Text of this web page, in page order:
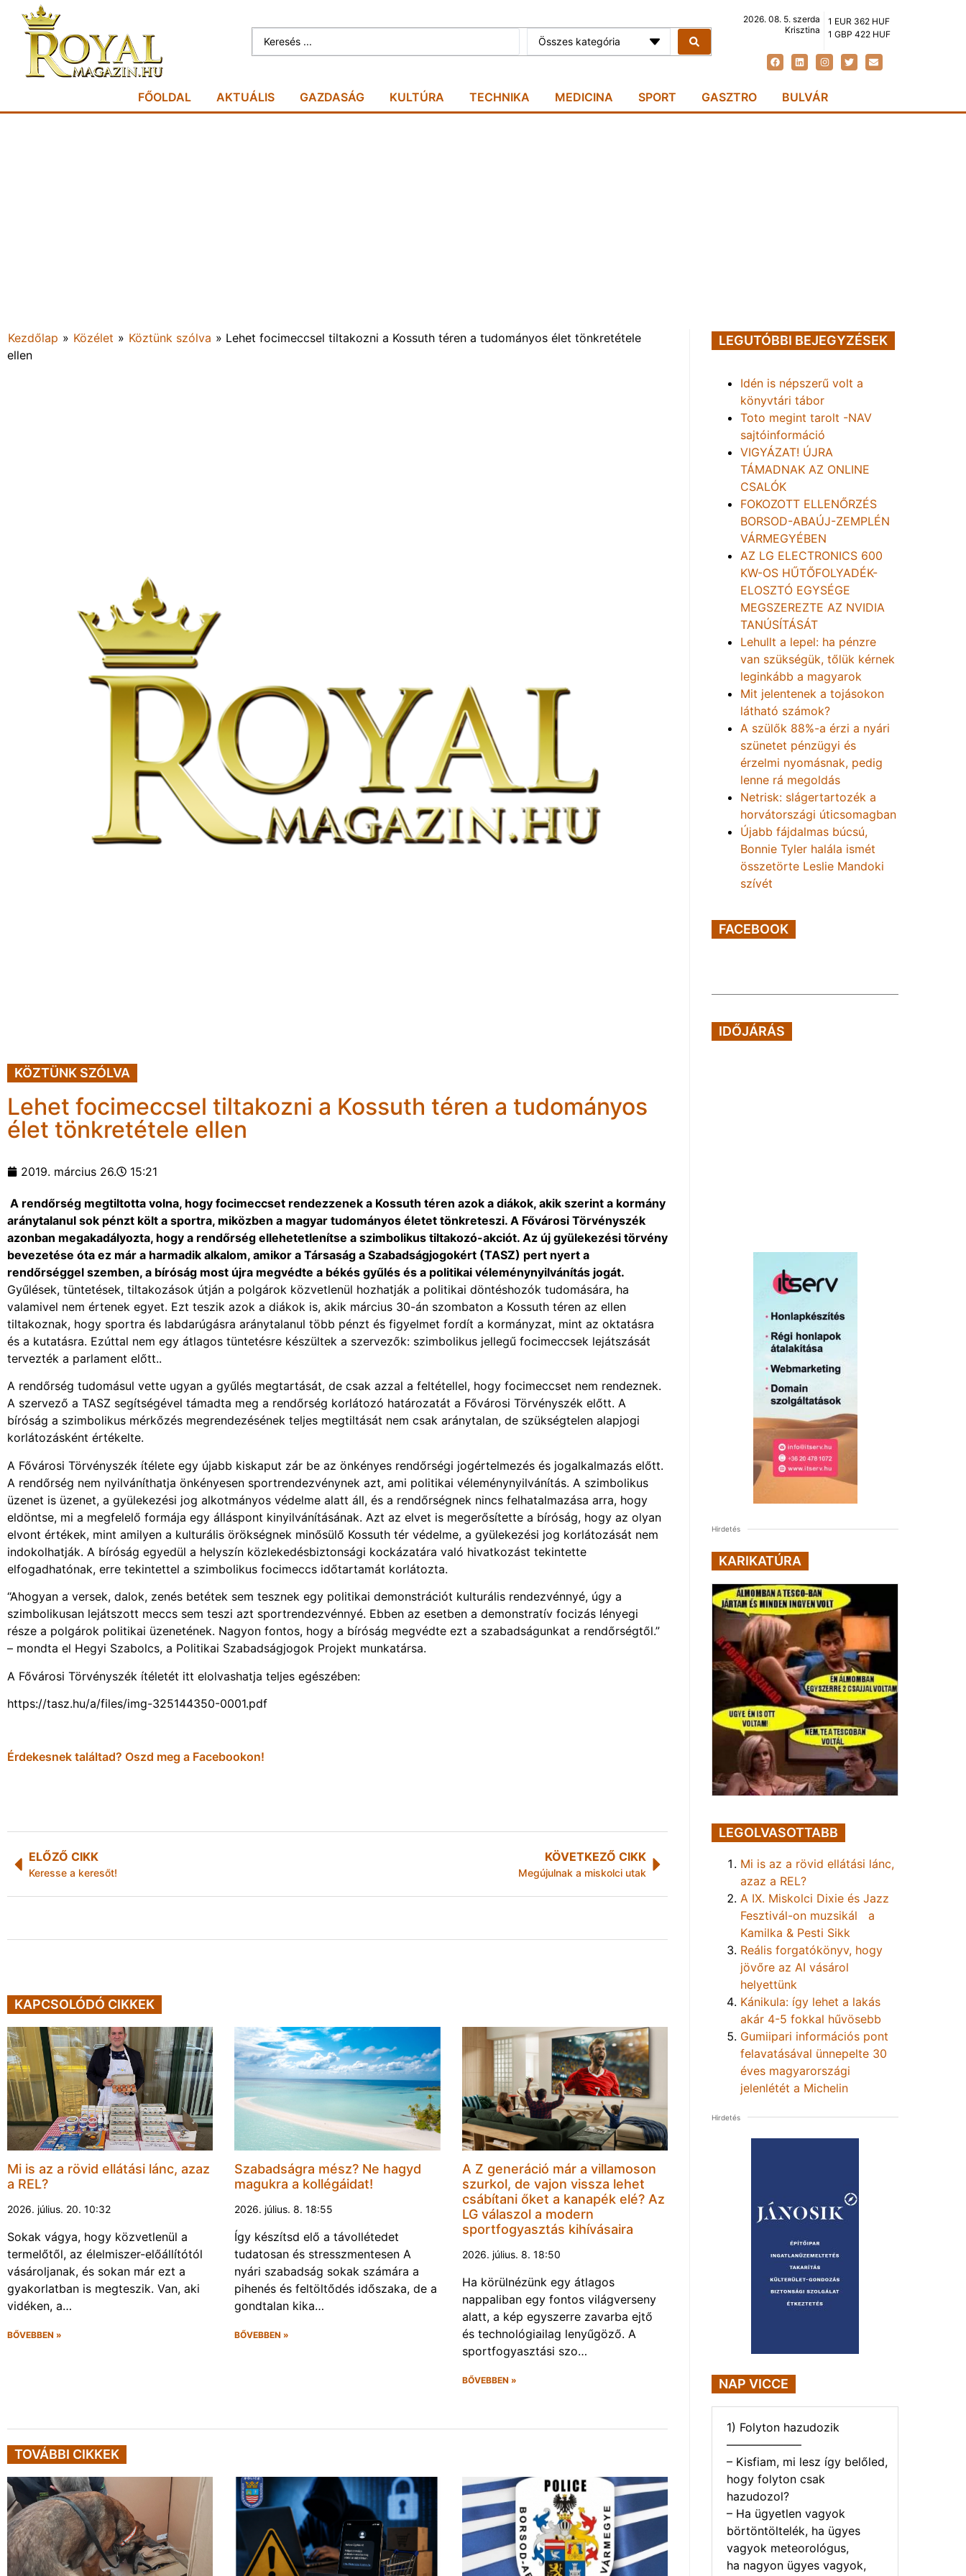
Összes kategória
2026. 08. 5. szerda
Krisztina
1 EUR 362 HUF
1 GBP 422 HUF
FŐOLDAL AKTUÁLIS GAZDASÁG KULTÚRA TECHNIKA MEDICINA SPORT GASZTRO BULVÁR
Kezdőlap » Közélet » Köztünk szólva » Lehet focimeccsel tiltakozni a Kossuth téren a tudományos élet tönkretétele
ellen
KÖZTÜNK SZÓLVA
Lehet focimeccsel tiltakozni a Kossuth téren a tudományos
élet tönkretétele ellen
2019. március 26. 15:21
A rendőrség megtiltotta volna, hogy focimeccset rendezzenek a Kossuth téren azok a diákok, akik szerint a kormány
aránytalanul sok pénzt költ a sportra, miközben a magyar tudományos életet tönkreteszi. A Fővárosi Törvényszék
azonban megakadályozta, hogy a rendőrség ellehetetlenítse a szimbolikus tiltakozó-akciót. Az új gyülekezési törvény
bevezetése óta ez már a harmadik alkalom, amikor a Társaság a Szabadságjogokért (TASZ) pert nyert a
rendőrséggel szemben, a bíróság most újra megvédte a békés gyűlés és a politikai véleménynyilvánítás jogát.
Gyűlések, tüntetések, tiltakozások útján a polgárok közvetlenül hozhatják a politikai döntéshozók tudomására, ha
valamivel nem értenek egyet. Ezt teszik azok a diákok is, akik március 30-án szombaton a Kossuth téren az ellen
tiltakoznak, hogy sportra és labdarúgásra aránytalanul több pénzt és figyelmet fordít a kormányzat, mint az oktatásra
és a kutatásra. Ezúttal nem egy átlagos tüntetésre készültek a szervezők: szimbolikus jellegű focimeccsek lejátszását
tervezték a parlament előtt..
A rendőrség tudomásul vette ugyan a gyűlés megtartását, de csak azzal a feltétellel, hogy focimeccset nem rendeznek.
A szervező a TASZ segítségével támadta meg a rendőrség korlátozó határozatát a Fővárosi Törvényszék előtt. A
bíróság a szimbolikus mérkőzés megrendezésének teljes megtiltását nem csak aránytalan, de szükségtelen alapjogi
korlátozásként értékelte.
A Fővárosi Törvényszék ítélete egy újabb kiskaput zár be az önkényes rendőrségi jogértelmezés és jogalkalmazás előtt.
A rendőrség nem nyilváníthatja önkényesen sportrendezvénynek azt, ami politikai véleménynyilvánítás. A szimbolikus
üzenet is üzenet, a gyülekezési jog alkotmányos védelme alatt áll, és a rendőrségnek nincs felhatalmazása arra, hogy
eldöntse, mi a megfelelő formája egy álláspont kinyilvánításának. Azt az elvet is megerősítette a bíróság, hogy az olyan
elvont értékek, mint amilyen a kulturális örökségnek minősülő Kossuth tér védelme, a gyülekezési jog korlátozását nem
indokolhatják. A bíróság egyedül a helyszín közlekedésbiztonsági kockázatára való hivatkozást tekintette
elfogadhatónak, erre tekintettel a szimbolikus focimeccs időtartamát korlátozta.
“Ahogyan a versek, dalok, zenés betétek sem tesznek egy politikai demonstrációt kulturális rendezvénnyé, úgy a
szimbolikusan lejátszott meccs sem teszi azt sportrendezvénnyé. Ebben az esetben a demonstratív focizás lényegi
része a polgárok politikai üzenetének. Nagyon fontos, hogy a bíróság megvédte ezt a szabadságunkat a rendőrségtől.”
– mondta el Hegyi Szabolcs, a Politikai Szabadságjogok Projekt munkatársa.
A Fővárosi Törvényszék ítéletét itt elolvashatja teljes egészében:
https://tasz.hu/a/files/img-325144350-0001.pdf
Érdekesnek találtad? Oszd meg a Facebookon!
ELŐZŐ CIKK
Keresse a keresőt!
KÖVETKEZŐ CIKK
Megújulnak a miskolci utak
KAPCSOLÓDÓ CIKKEK
Mi is az a rövid ellátási lánc, azaz
a REL?
2026. július. 20. 10:32
Sokak vágya, hogy közvetlenül a
termelőtől, az élelmiszer-előállítótól
vásároljanak, és sokan már ezt a
gyakorlatban is megteszik. Van, aki
vidéken, a…
BŐVEBBEN »
Szabadságra mész? Ne hagyd
magukra a kollégáidat!
2026. július. 8. 18:55
Így készítsd elő a távollétedet
tudatosan és stresszmentesen A
nyári szabadság sokak számára a
pihenés és feltöltődés időszaka, de a
gondtalan kika…
BŐVEBBEN »
A Z generáció már a villamoson
szurkol, de vajon vissza lehet
csábítani őket a kanapék elé? Az
LG válaszol a modern
sportfogyasztás kihívásaira
2026. július. 8. 18:50
Ha körülnézünk egy átlagos
nappaliban egy fontos világverseny
alatt, a kép egyszerre zavarba ejtő
és technológiailag lenyűgöző. A
sportfogyasztási szo…
BŐVEBBEN »
TOVÁBBI CIKKEK
LEGUTÓBBI BEJEGYZÉSEK
Idén is népszerű volt a
könyvtári tábor
Toto megint tarolt -NAV
sajtóinformáció
VIGYÁZAT! ÚJRA
TÁMADNAK AZ ONLINE
CSALÓK
FOKOZOTT ELLENŐRZÉS
BORSOD-ABAÚJ-ZEMPLÉN
VÁRMEGYÉBEN
AZ LG ELECTRONICS 600
KW-OS HŰTŐFOLYADÉK-
ELOSZTÓ EGYSÉGE
MEGSZEREZTE AZ NVIDIA
TANÚSÍTÁSÁT
Lehullt a lepel: ha pénzre
van szükségük, tőlük kérnek
leginkább a magyarok
Mit jelentenek a tojásokon
látható számok?
A szülők 88%-a érzi a nyári
szünetet pénzügyi és
érzelmi nyomásnak, pedig
lenne rá megoldás
Netrisk: slágertartozék a
horvátországi úticsomagban
Újabb fájdalmas búcsú,
Bonnie Tyler halála ismét
összetörte Leslie Mandoki
szívét
FACEBOOK
IDŐJÁRÁS
Hirdetés
KARIKATÚRA
LEGOLVASOTTABB
Mi is az a rövid ellátási lánc,
azaz a REL?
A IX. Miskolci Dixie és Jazz
Fesztivál-on muzsikál a
Kamilka & Pesti Sikk
Reális forgatókönyv, hogy
jövőre az AI vásárol
helyettünk
Kánikula: így lehet a lakás
akár 4-5 fokkal hűvösebb
Gumiipari információs pont
felavatásával ünnepelte 30
éves magyarországi
jelenlétét a Michelin
Hirdetés
NAP VICCE
1) Folyton hazudozik
——————–
– Kisfiam, mi lesz így belőled,
hogy folyton csak
hazudozol?
– Ha ügyetlen vagyok
börtöntöltelék, ha ügyes
vagyok meteorológus,
ha nagyon ügyes vagyok,